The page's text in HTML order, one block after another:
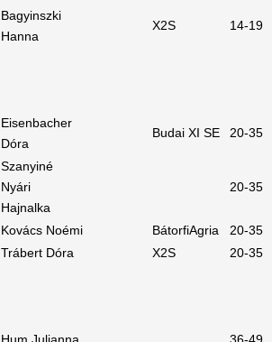
Bagyinszki
Hanna
X2S 14-19
Eisenbacher
Dóra
Budai XI SE 20-35
Szanyiné
Nyári
Hajnalka
20-35
Kovács Noémi BátorfiAgria
20-35
Trábert Dóra X2S
20-35